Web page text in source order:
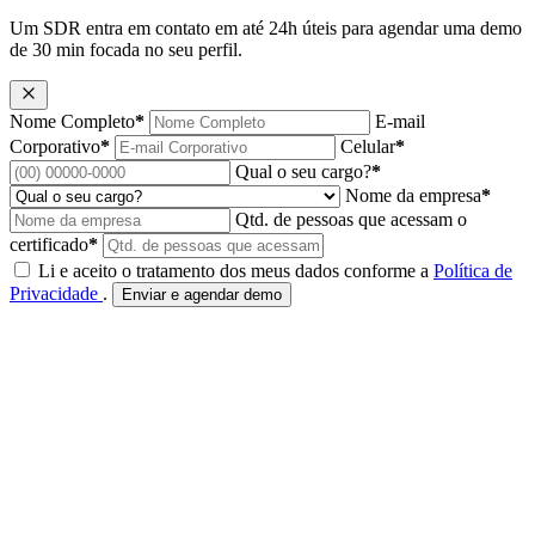
Um SDR entra em contato em até 24h úteis para agendar uma demo
de 30 min focada no seu perfil.
Nome Completo*
E-mail
Corporativo* Celular*
Qual o seu cargo?*
Nome da empresa*
Qtd. de pessoas que acessam o
certificado*
Li e aceito o tratamento dos meus dados conforme a Política de
Privacidade . Enviar e agendar demo